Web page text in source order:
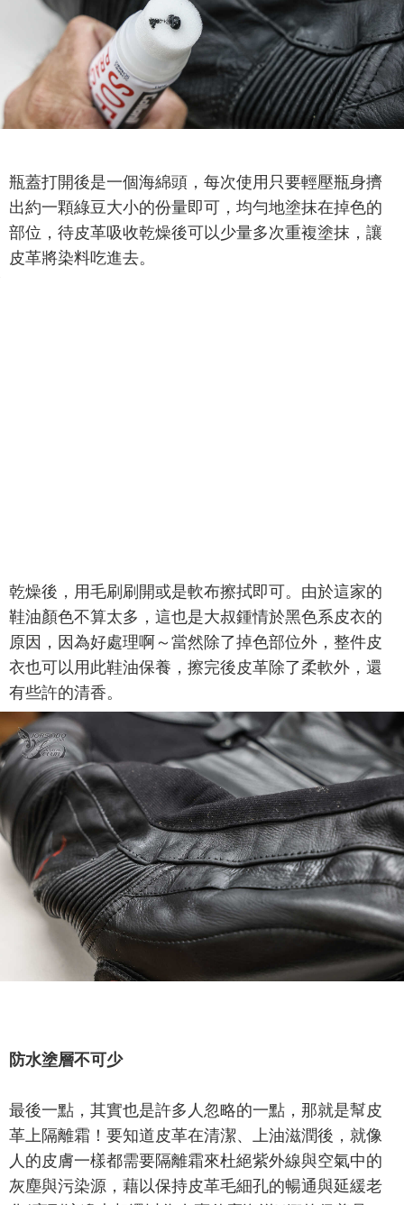
瓶蓋打開後是一個海綿頭，每次使用只要輕壓瓶身擠
出約一顆綠豆大小的份量即可，均勻地塗抹在掉色的
部位，待皮革吸收乾燥後可以少量多次重複塗抹，讓
皮革將染料吃進去。
乾燥後，用毛刷刷開或是軟布擦拭即可。由於這家的
鞋油顏色不算太多，這也是大叔鍾情於黑色系皮衣的
原因，因為好處理啊～當然除了掉色部位外，整件皮
衣也可以用此鞋油保養，擦完後皮革除了柔軟外，還
有些許的清香。
防水塗層不可少
最後一點，其實也是許多人忽略的一點，那就是幫皮
革上隔離霜！要知道皮革在清潔、上油滋潤後，就像
人的皮膚一樣都需要隔離霜來杜絕紫外線與空氣中的
灰塵與污染源，藉以保持皮革毛細孔的暢通與延緩老